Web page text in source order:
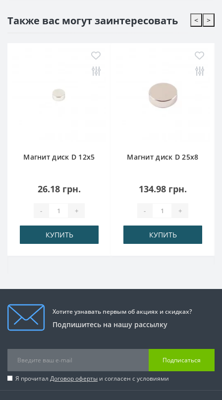
Также вас могут заинтересовать <
Магнит диск D 12x5
26.18 грн.
- +
КУПИТЬ
Магнит диск D 25x8
134.98 грн.
- +
КУПИТЬ
>
Хотите узнавать первым об акциях и скидках?
Подпишитесь на нашу рассылку
Подписаться
Я прочитал Договор оферты и согласен с условиями